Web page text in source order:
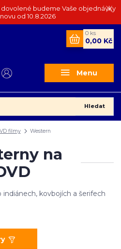
budeme Vaše objednávky
od 10.8.2026
Menu
Hledat
0 ks
0,00 Kč
filmy Western
na
kovbojích a šerifech